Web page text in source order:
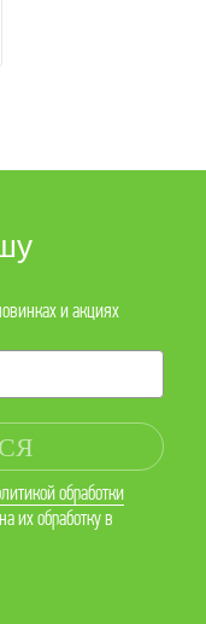
и акциях
обработки
их обработку в